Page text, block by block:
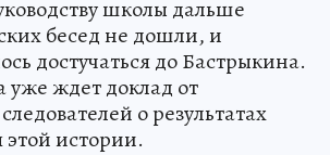
школы дальше
бесед не дошли, и
достучаться до Бастрыкина.
уже ждет доклад от
о результатах
этой истории.